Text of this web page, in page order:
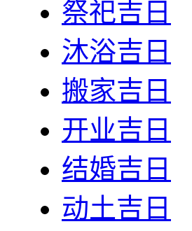
祭祀吉日
沐浴吉日
搬家吉日
开业吉日
结婚吉日
动土吉日